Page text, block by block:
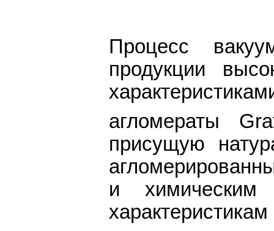
Процесс
продукции
агломераты
присущую
и химическим